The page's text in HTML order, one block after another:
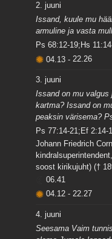
2. juuni
Issand, kuule mu
armuline ja vasta
Ps 68:12-19;Hs
04.13-22.26
3. juuni
Issand on mu
kartma? Issand on
peaksin värisema?
Ps 77:14-21;Ef 2:14-
Johann Friedrich
soost kirikujuht) (†
06.41
04.12- 22.27
4. juuni
Seesama Vaim